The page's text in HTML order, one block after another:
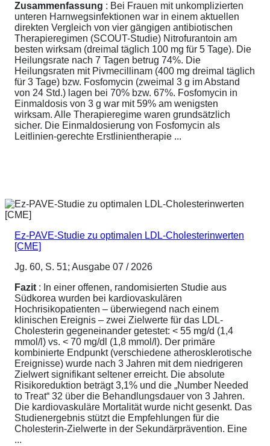
Zusammenfassung : Bei Frauen mit unkomplizierten
unteren Harnwegsinfektionen war in einem aktuellen
direkten Vergleich von vier gängigen antibiotischen
Therapieregimen (SCOUT-Studie) Nitrofurantoin am
besten wirksam (dreimal täglich 100 mg für 5 Tage). Die
Heilungsrate nach 7 Tagen betrug 74%. Die
Heilungsraten mit Pivmecillinam (400 mg dreimal täglich
für 3 Tage) bzw. Fosfomycin (zweimal 3 g im Abstand
von 24 Std.) lagen bei 70% bzw. 67%. Fosfomycin in
Einmaldosis von 3 g war mit 59% am wenigsten
wirksam. Alle Therapieregime waren grundsätzlich
sicher. Die Einmaldosierung von Fosfomycin als
Leitlinien-gerechte Erstlinientherapie ...
Ez-PAVE-Studie zu optimalen LDL-Cholesterinwerten
[CME]
Jg. 60, S. 51; Ausgabe 07 / 2026
Fazit : In einer offenen, randomisierten Studie aus
Südkorea wurden bei kardiovaskulären
Hochrisikopatienten – überwiegend nach einem
klinischen Ereignis – zwei Zielwerte für das LDL-
Cholesterin gegeneinander getestet: < 55 mg/d (1,4
mmol/l) vs. < 70 mg/dl (1,8 mmol/l). Der primäre
kombinierte Endpunkt (verschiedene atherosklerotische
Ereignisse) wurde nach 3 Jahren mit dem niedrigeren
Zielwert signifikant seltener erreicht. Die absolute
Risikoreduktion beträgt 3,1% und die „Number Needed
to Treat“ 32 über die Behandlungsdauer von 3 Jahren.
Die kardiovaskuläre Mortalität wurde nicht gesenkt. Das
Studienergebnis stützt die Empfehlungen für die
Cholesterin-Zielwerte in der Sekundärprävention. Eine
...